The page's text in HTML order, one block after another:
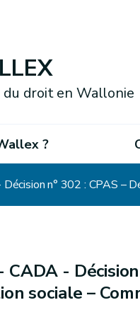
du droit en Wallonie
?
n° 302 : CPAS –
CADA -
sociale –